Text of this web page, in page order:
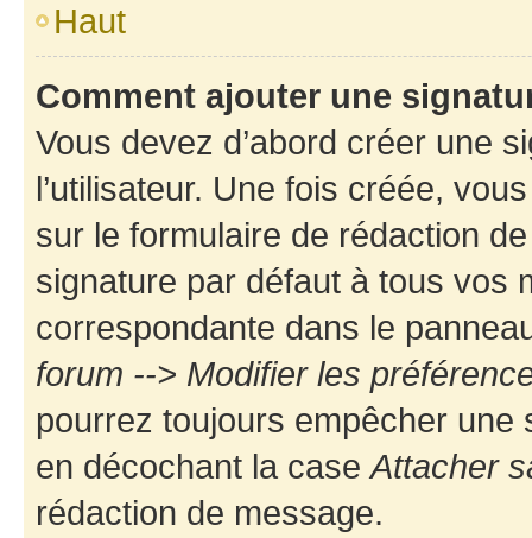
Haut
Comment ajouter une
Vous devez d’abord créer une
l’utilisateur. Une fois créée,
sur le formulaire de rédaction
signature par défaut à tous vos
correspondante dans le
forum --> Modifier les
pourrez toujours empêcher une
en décochant la caseAttacher
rédaction de message.